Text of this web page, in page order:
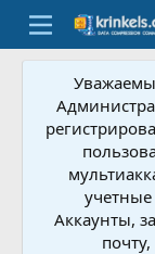
учетные
Аккаунты,